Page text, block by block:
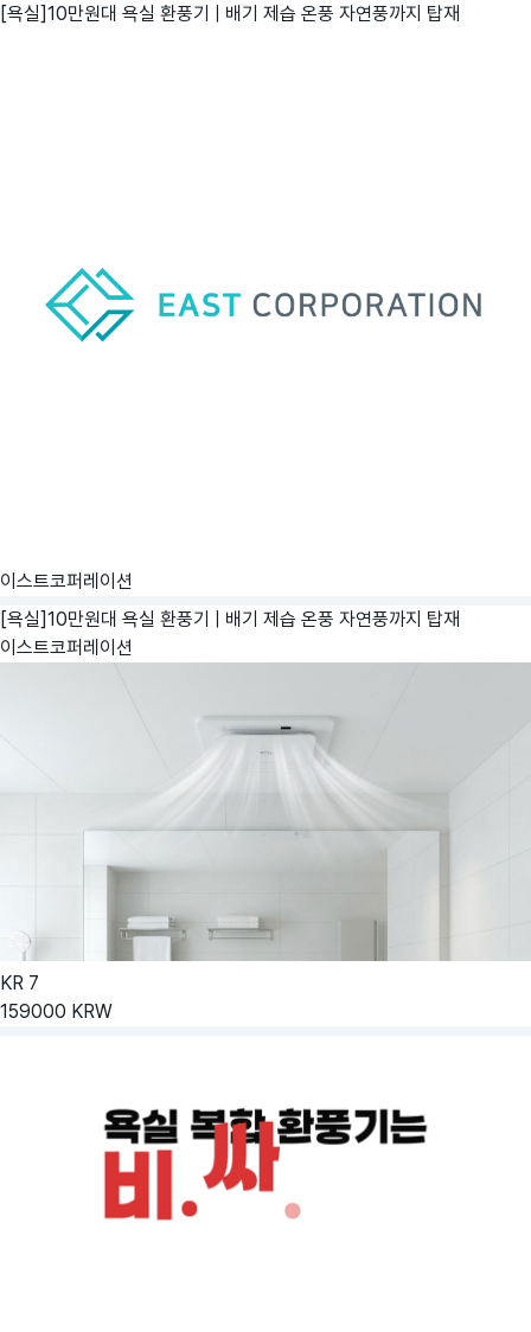
[욕실]10만원대 욕실 환풍기 | 배기 제습 온풍 자연풍까지 탑재
이스트코퍼레이션
[욕실]10만원대 욕실 환풍기 | 배기 제습 온풍 자연풍까지 탑재
이스트코퍼레이션
KR 7
159000 KRW